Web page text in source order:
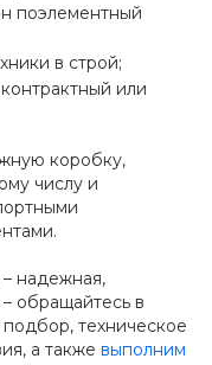
поэлементный
в строй;
или
коробку,
числу и
надежная,
обращайтесь в
техническое
а также выполним